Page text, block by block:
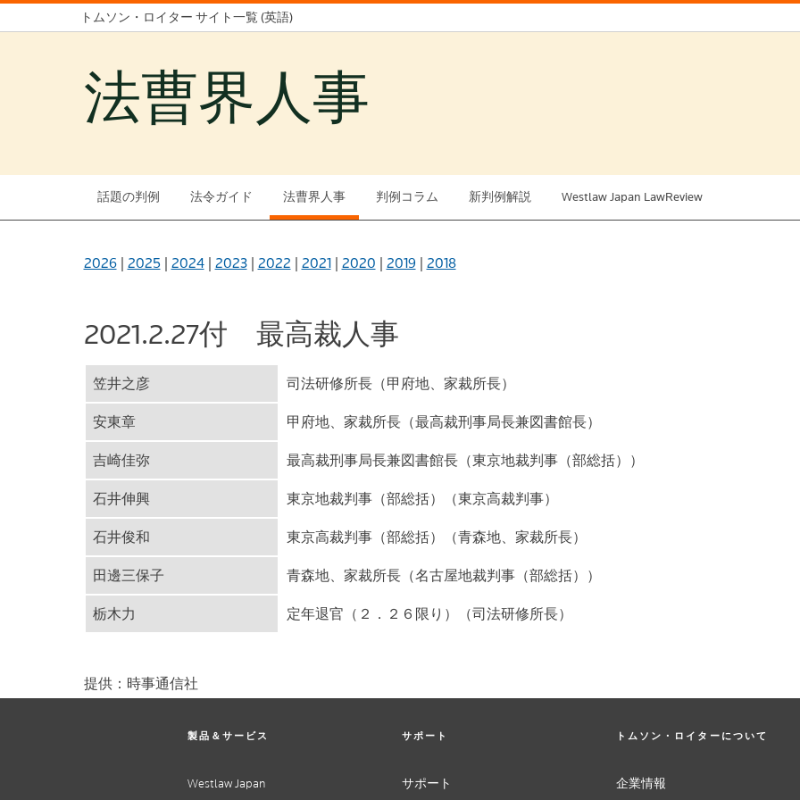
トムソン・ロイター サイト一覧 (英語)
法曹界人事
話題の判例 法令ガイド 法曹界人事 判例コラム 新判例解説 Westlaw Japan LawReview
2026| 2025| 2024| 2023| 2022 | 2021| 2020 | 2019 | 2018
2021.2.27付 最高裁人事
笠井之彦 司法研修所長（甲府地、家裁所長）
安東章 甲府地、家裁所長（最高裁刑事局長兼図書館長）
吉崎佳弥 最高裁刑事局長兼図書館長（東京地裁判事（部総括））
石井伸興 東京地裁判事（部総括）（東京高裁判事）
石井俊和 東京高裁判事（部総括）（青森地、家裁所長）
田邊三保子 青森地、家裁所長（名古屋地裁判事（部総括））
栃木力 定年退官（２．２６限り）（司法研修所長）
提供：時事通信社
製品＆サービス
Westlaw Japan
サポート
サポート
トムソン・ロイターについて
企業情報